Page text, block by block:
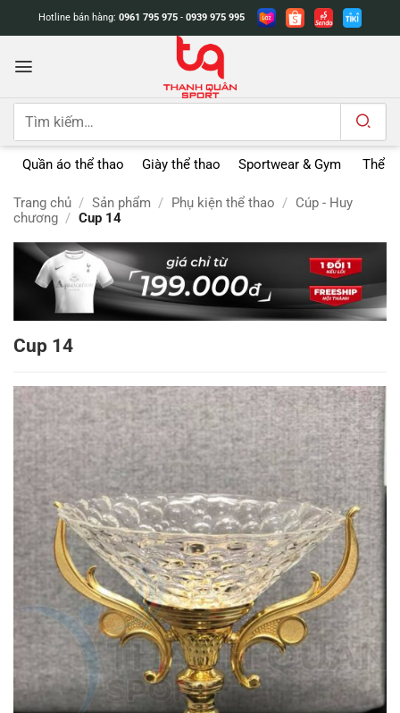
dung
Hotline bán hàng: 0961 795 975 - 0939 975 995
Tìm
Quần áo thể thao Giày thể thao Sportwear & Gym Thể
Trang chủ / Sản phẩm / Phụ kiện thể thao / Cúp - Huy
chương / Cup 14
Cup 14